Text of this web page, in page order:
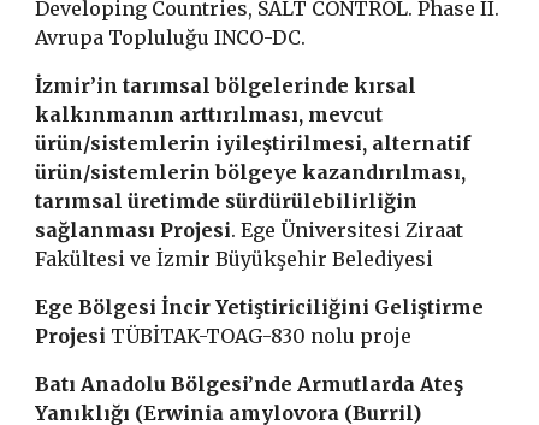
Developing Countries, SALT CONTROL. Phase II.
Avrupa Topluluğu INCO-DC.
İzmir’in tarımsal bölgelerinde kırsal
kalkınmanın arttırılması, mevcut
ürün/sistemlerin iyileştirilmesi, alternatif
ürün/sistemlerin bölgeye kazandırılması,
tarımsal üretimde sürdürülebilirliğin
sağlanması Projesi. Ege Üniversitesi Ziraat
Fakültesi ve İzmir Büyükşehir Belediyesi
Ege Bölgesi İncir Yetiştiriciliğini Geliştirme
Projesi TÜBİTAK-TOAG-830 nolu proje
Batı Anadolu Bölgesi’nde Armutlarda Ateş
Yanıklığı (Erwinia amylovora (Burril)